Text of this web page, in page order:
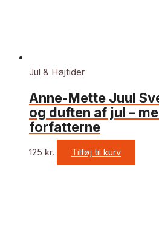
Jul & Højtider
Anne-Mette Juul
og duften af jul –
forfatterne
125 kr. Tilføj til kurv